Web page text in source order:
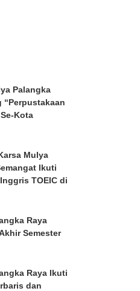
Palangka
“Perpustakaan
Kota
Mulya
Ikuti
TOEIC di
Raya
Semester
Raya Ikuti
dan